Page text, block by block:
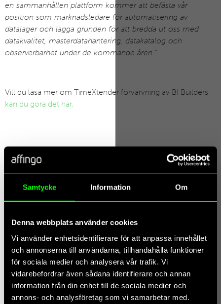
Samtycke Information Om
Denna webbplats använder cookies
Vi använder enhetsidentifierare för att anpassa innehållet
och annonserna till användarna, tillhandahålla funktioner
för sociala medier och analysera vår trafik. Vi
vidarebefordrar även sådana identifierare och annan
information från din enhet till de sociala medier och
annons- och analysföretag som vi samarbetar med.
en sammanhållen plattform kommer att befästa vår
position som marknadsledare för automatisering av
datalager och lägga grunden för att bredda ut oss med
datakvalitet, masterdatahantering, datakatalog och
observerbarhet under de kommande åren.”
Vill du läsa mer om TimeXtender förvärvning av BI Builders
kan du göra det här.
Affingos hållbarhetsredovisning 2025–2026:
Datadrivna insikter för en hållbar framtid
Vi är stolta att presentera Affingos hållbarhetsredovisning för
verksamhetsåret 2025–2026. Rapporten är en sammanfattning av
McKinsey 7 Operating Truths vs Allmates.ai
Skiftet från isolerade AI-piloter till verklig operativ nytta är en stor